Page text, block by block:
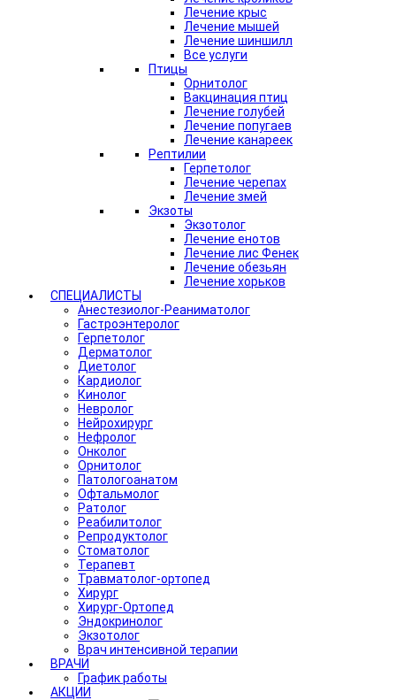
Лечение крыс
Лечение мышей
Лечение шиншилл
Все услуги
Птицы
Орнитолог
Вакцинация птиц
Лечение голубей
Лечение попугаев
Лечение канареек
Рептилии
Герпетолог
Лечение черепах
Лечение змей
Экзоты
Экзотолог
Лечение енотов
Лечение лис Фенек
Лечение обезьян
Лечение хорьков
СПЕЦИАЛИСТЫ
Анестезиолог-Реаниматолог
Гастроэнтеролог
Герпетолог
Дерматолог
Диетолог
Кардиолог
Кинолог
Невролог
Нейрохирург
Нефролог
Онколог
Орнитолог
Патологоанатом
Офтальмолог
Ратолог
Реабилитолог
Репродуктолог
Стоматолог
Терапевт
Травматолог-ортопед
Хирург
Хирург-Ортопед
Эндокринолог
Экзотолог
Врач интенсивной терапии
ВРАЧИ
График работы
АКЦИИ